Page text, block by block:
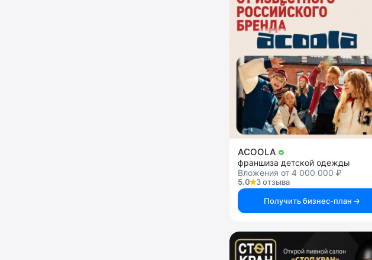
ACOOLA
франшиза детской одежды
Вложения от 4 000 000 ₽
5.0
3 отзыва
Получить бизнес-план